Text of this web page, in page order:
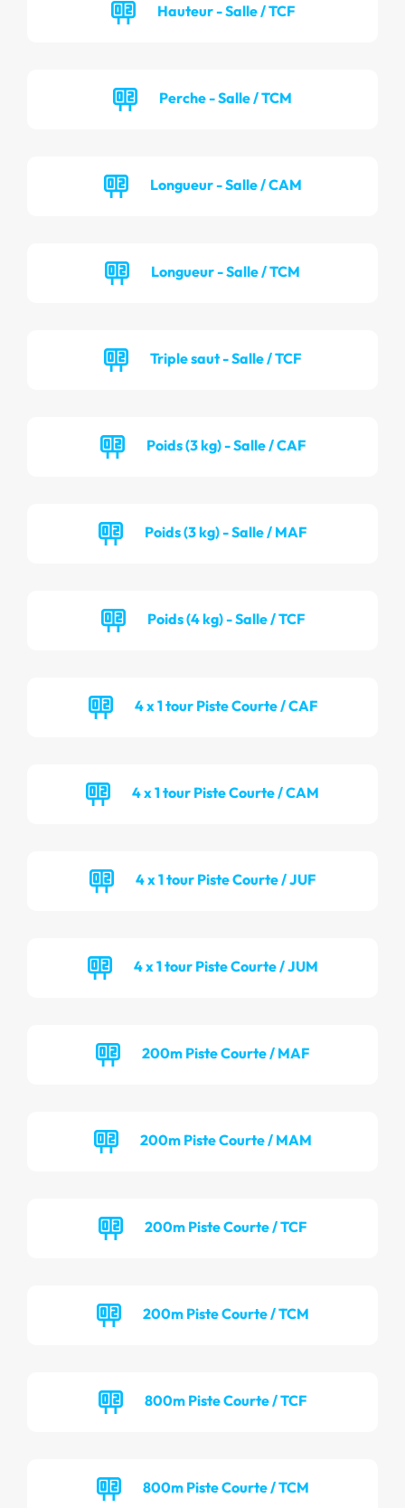
Hauteur - Salle / TCF
Perche - Salle / TCM
Longueur - Salle / CAM
Longueur - Salle / TCM
Triple saut - Salle / TCF
Poids (3 kg) - Salle / CAF
Poids (3 kg) - Salle / MAF
Poids (4 kg) - Salle / TCF
4 x 1 tour Piste Courte / CAF
4 x 1 tour Piste Courte / CAM
4 x 1 tour Piste Courte / JUF
4 x 1 tour Piste Courte / JUM
200m Piste Courte / MAF
200m Piste Courte / MAM
200m Piste Courte / TCF
200m Piste Courte / TCM
800m Piste Courte / TCF
800m Piste Courte / TCM